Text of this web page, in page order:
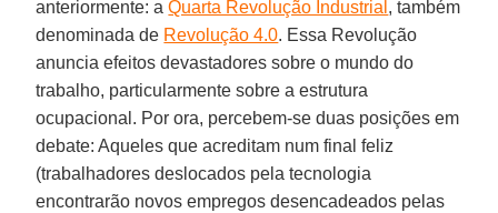
anteriormente: aQuarta Revolução Industrial , também
denominada de Revolução 4.0. Essa Revolução
anuncia efeitos devastadores sobre o mundo do
trabalho, particularmente sobre a estrutura
ocupacional. Por ora, percebem-se duas posições em
debate: Aqueles que acreditam num final feliz
(trabalhadores deslocados pela tecnologia
encontrarão novos empregos desencadeados pelas